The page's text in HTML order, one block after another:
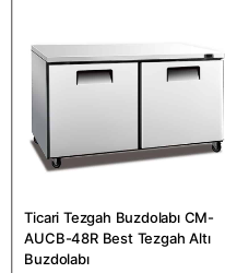
Ticari Tezgah Buzdolabı CM-
AUCB-48R Best Tezgah Altı
Buzdolabı